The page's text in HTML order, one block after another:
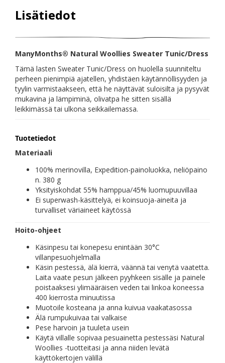
Lisätiedot
ManyMonths® Natural Woollies Sweater Tunic/Dress
Tämä lasten Sweater Tunic/Dress on huolella suunniteltu
perheen pienimpiä ajatellen, yhdistäen käytännöllisyyden ja
tyylin varmistaakseen, että he näyttävät suloisilta ja pysyvät
mukavina ja lämpiminä, olivatpa he sitten sisällä
leikkimässä tai ulkona seikkailemassa.
Tuotetiedot
Materiaali
100% merinovilla, Expedition-painoluokka, neliöpaino
n. 380 g
Yksityiskohdat 55% hamppua/45% luomupuuvillaa
Ei superwash-käsittelyä, ei koinsuoja-aineita ja
turvalliset väriaineet käytössä
Hoito-ohjeet
Käsinpesu tai konepesu enintään 30°C
villanpesuohjelmalla
Käsin pestessä, älä kierrä, väännä tai venytä vaatetta.
Laita vaate pesun jälkeen pyyhkeen sisälle ja painele
poistaaksesi ylimääräisen veden tai linkoa koneessa
400 kierrosta minuutissa
Muotoile kosteana ja anna kuivua vaakatasossa
Älä rumpukuivaa tai valkaise
Pese harvoin ja tuuleta usein
Käytä villalle sopivaa pesuainetta pestessäsi Natural
Woollies -tuotteitasi ja anna niiden levätä
käyttökertojen välillä